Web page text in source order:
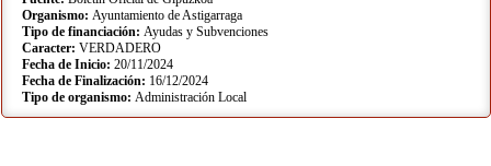
Organismo: Ayuntamiento de Astigarraga
Tipo de financiación: Ayudas y Subvenciones
Caracter: VERDADERO
Fecha de Inicio: 20/11/2024
Fecha de Finalización: 16/12/2024
Tipo de organismo: Administración Local